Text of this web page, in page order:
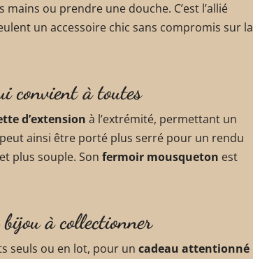
ou prendre une douche. C’est l’allié
un accessoire chic sans compromis sur la
convient à toutes
d’extension à l’extrémité, permettant un
ainsi être porté plus serré pour un rendu
plus souple. Son fermoir mousqueton est
à collectionner
seuls ou en lot, pour un cadeau attentionné